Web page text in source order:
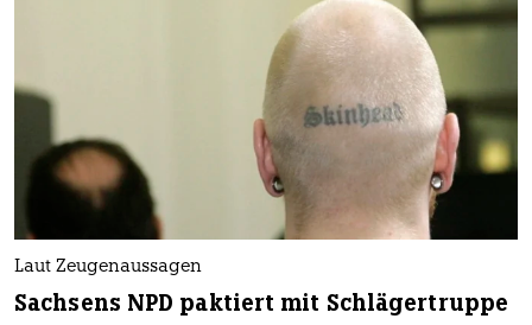
Laut Zeugenaussagen
Sachsens NPD paktiert mit Schlägertruppe